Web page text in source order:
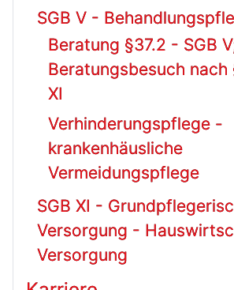
SGB V -
Beratung §37.2 - SGB
Beratungsbesuch nach
XI
Verhinderungspflege -
krankenhäusliche
Vermeidungspflege
SGB XI -
Versorgung -
Versorgung